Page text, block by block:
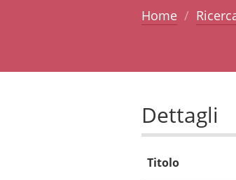
Home
Dettagli
Titolo